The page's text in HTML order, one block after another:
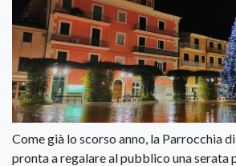
Come già lo scorso anno, la Parrocchia
pronta a regalare al pubblico una serata